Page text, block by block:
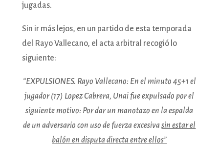
jugadas.
Sin ir más lejos, en un partido de esta temporada
del Rayo Vallecano, el acta arbitral recogió lo
siguiente:
“EXPULSIONES. Rayo Vallecano: En el minuto 45+1 el
jugador (17) Lopez Cabrera, Unai fue expulsado por el
siguiente motivo: Por dar un manotazo en la espalda
de un adversario con uso de fuerza excesivasin estar el
balón en disputa directa entre ellos”